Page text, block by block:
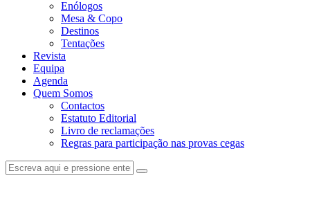
Enólogos
Mesa & Copo
Destinos
Tentações
Revista
Equipa
Agenda
Quem Somos
Contactos
Estatuto Editorial
Livro de reclamações
Regras para participação nas provas cegas